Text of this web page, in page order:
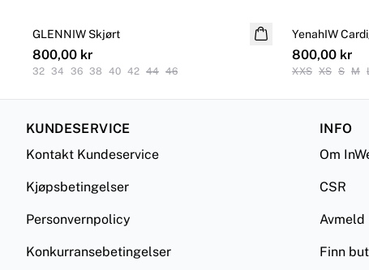
NYHET
GLENNIW Skjørt
800,00 kr
32 34 36 38 40 42 44 46
NYHET
YenahIW
800,00 kr
XXS XS S M
KUNDESERVICE
Kontakt Kundeservice
Kjøpsbetingelser
Personvernpolicy
Konkurransebetingelser
INFO
Om
CSR
Avmeld
Finn